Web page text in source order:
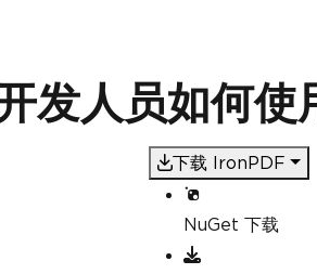
人员如何使
下载 IronPDF
NuGet 下载